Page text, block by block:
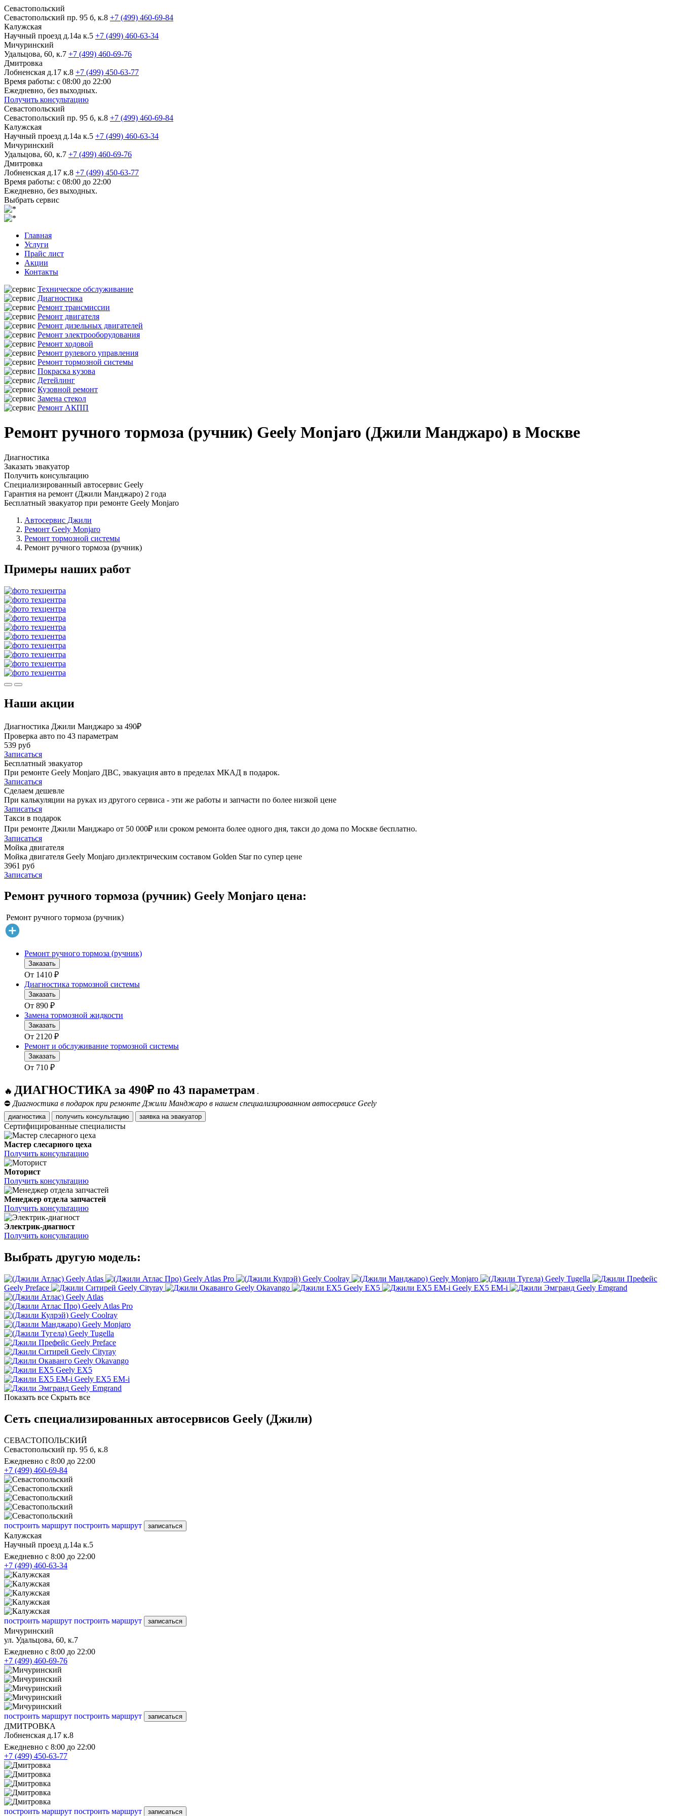
Севастопольский
Севастопольский пр. 95 б, к.8 +7 (499) 460-69-84
Калужская
Научный проезд д.14а к.5 +7 (499) 460-63-34
Мичуринский
Удальцова, 60, к.7 +7 (499) 460-69-76
Дмитровка
Лобненская д.17 к.8 +7 (499) 450-63-77
Время работы: с 08:00 до 22:00
Ежедневно, без выходных.
Получить консультацию
Севастопольский
Севастопольский пр. 95 б, к.8 +7 (499) 460-69-84
Калужская
Научный проезд д.14а к.5 +7 (499) 460-63-34
Мичуринский
Удальцова, 60, к.7 +7 (499) 460-69-76
Дмитровка
Лобненская д.17 к.8 +7 (499) 450-63-77
Время работы: с 08:00 до 22:00
Ежедневно, без выходных.
Выбрать сервис
Главная
Услуги
Прайс лист
Акции
Контакты
Техническое обслуживание
Диагностика
Ремонт трансмиссии
Ремонт двигателя
Ремонт дизельных двигателей
Ремонт электрооборудования
Ремонт ходовой
Ремонт рулевого управления
Ремонт тормозной системы
Покраска кузова
Детейлинг
Кузовной ремонт
Замена стекол
Ремонт АКПП
Ремонт ручного тормоза (ручник) Geely Monjaro (Джили Манджаро) в Москве
Диагностика
Заказать эвакуатор
Получить консультацию
Специализированный автосервис Geely
Гарантия на ремонт (Джили Манджаро) 2 года
Бесплатный эвакуатор при ремонте Geely Monjaro
Автосервис Джили
Ремонт Geely Monjaro
Ремонт тормозной системы
Ремонт ручного тормоза (ручник)
Примеры наших работ
Наши акции
Диагностика Джили Манджаро за 490₽
Проверка авто по 43 параметрам
539 руб
Записаться
Бесплатный эвакуатор
При ремонте Geely Monjaro ДВС, эвакуация авто в пределах МКАД в подарок.
Записаться
Сделаем дешевле
При калькуляции на руках из другого сервиса - эти же работы и запчасти по более низкой цене
Записаться
Такси в подарок
При ремонте Джили Манджаро от 50 000₽ или сроком ремонта более одного дня, такси до дома по Москве бесплатно.
Записаться
Мойка двигателя
Мойка двигателя Geely Monjaro диэлектрическим составом Golden Star по супер цене
3961 руб
Записаться
Ремонт ручного тормоза (ручник) Geely Monjaro цена:
Ремонт ручного тормоза (ручник)
Ремонт ручного тормоза (ручник)
Заказать
От 1410 ₽
Диагностика тормозной системы
Заказать
От 890 ₽
Замена тормозной жидкости
Заказать
От 2120 ₽
Ремонт и обслуживание тормозной системы
Заказать
От 710 ₽
🔥 ДИАГНОСТИКА за 490₽ по 43 параметрам .
⛔ Диагностика в подарок при ремонте Джили Манджаро в нашем специализированном автосервисе Geely
диагностика получить консультацию заявка на эвакуатор
Сертифицированные специалисты
Мастер слесарного цеха
Получить консультацию
Моторист
Получить консультацию
Менеджер отдела запчастей
Получить консультацию
Электрик-диагност
Получить консультацию
Выбрать другую модель:
Geely Atlas Geely Atlas Pro Geely Coolray Geely Monjaro
Geely Tugella
Geely Preface
Geely Cityray Geely Okavango Geely EX5 Geely EX5 EM-i
Geely Emgrand
Geely Atlas
Geely Atlas Pro
Geely Coolray
Geely Monjaro
Geely Tugella
Geely Preface
Geely Cityray
Geely Okavango
Geely EX5
Geely EX5 EM-i
Geely Emgrand
Показать все Скрыть все
Сеть специализированных автосервисов Geely (Джили)
СЕВАСТОПОЛЬСКИЙ
Севастопольский пр. 95 б, к.8
Ежедневно с 8:00 до 22:00
+7 (499) 460-69-84
построить маршрут построить маршрут записаться
Калужская
Научный проезд д.14а к.5
Ежедневно с 8:00 до 22:00
+7 (499) 460-63-34
построить маршрут построить маршрут записаться
Мичуринский
ул. Удальцова, 60, к.7
Ежедневно с 8:00 до 22:00
+7 (499) 460-69-76
построить маршрут построить маршрут записаться
ДМИТРОВКА
Лобненская д.17 к.8
Ежедневно с 8:00 до 22:00
+7 (499) 450-63-77
построить маршрут построить маршрут записаться